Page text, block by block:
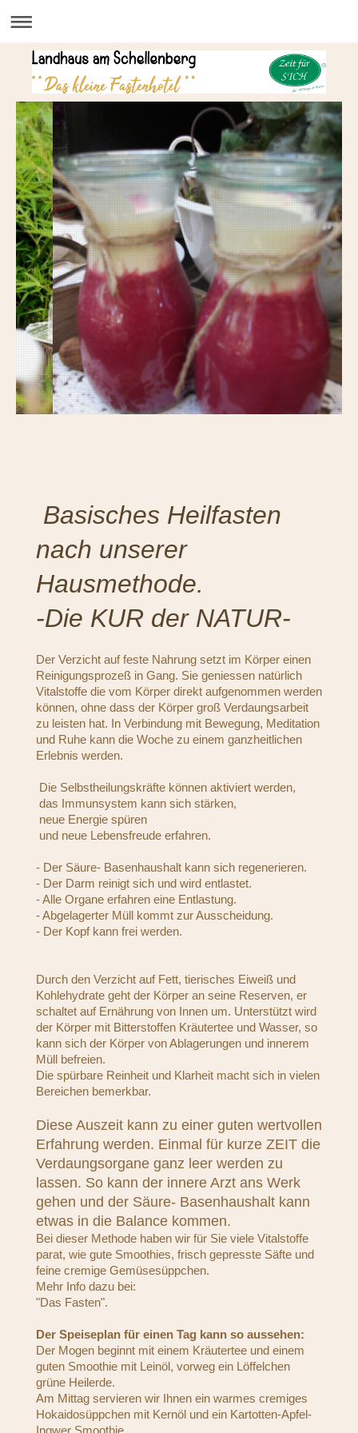
Basisches Heilfasten
nach unserer
Hausmethode.
-Die KUR der NATUR-
Der Verzicht auf feste Nahrung setzt im Körper einen
Reinigungsprozeß in Gang. Sie geniessen natürlich
Vitalstoffe die vom Körper direkt aufgenommen werden
können, ohne dass der Körper groß Verdaungsarbeit
zu leisten hat. In Verbindung mit Bewegung, Meditation
und Ruhe kann die Woche zu einem ganzheitlichen
Erlebnis werden.
Die Selbstheilungskräfte können aktiviert werden,
das Immunsystem kann sich stärken,
neue Energie spüren
und neue Lebensfreude erfahren.
- Der Säure- Basenhaushalt kann sich regenerieren.
- Der Darm reinigt sich und wird entlastet.
- Alle Organe erfahren eine Entlastung.
- Abgelagerter Müll kommt zur Ausscheidung.
- Der Kopf kann frei werden.
Durch den Verzicht auf Fett, tierisches Eiweiß und
Kohlehydrate geht der Körper an seine Reserven, er
schaltet auf Ernährung von Innen um. Unterstützt wird
der Körper mit Bitterstoffen Kräutertee und Wasser, so
kann sich der Körper von Ablagerungen und innerem
Müll befreien.
Die spürbare Reinheit und Klarheit macht sich in vielen
Bereichen bemerkbar.
Diese Auszeit kann zu einer guten wertvollen
Erfahrung werden. Einmal für kurze ZEIT die
Verdaungsorgane ganz leer werden zu
lassen. So kann der innere Arzt ans Werk
gehen und der Säure- Basenhaushalt kann
etwas in die Balance kommen.
Bei dieser Methode haben wir für Sie viele Vitalstoffe
parat, wie gute Smoothies, frisch gepresste Säfte und
feine cremige Gemüsesüppchen.
Mehr Info dazu bei:
"Das Fasten".
Der Speiseplan für einen Tag kann so aussehen:
Der Mogen beginnt mit einem Kräutertee und einem
guten Smoothie mit Leinöl, vorweg ein Löffelchen
grüne Heilerde.
Am Mittag servieren wir Ihnen ein warmes cremiges
Hokaidosüppchen mit Kernöl und ein Kartotten-Apfel-